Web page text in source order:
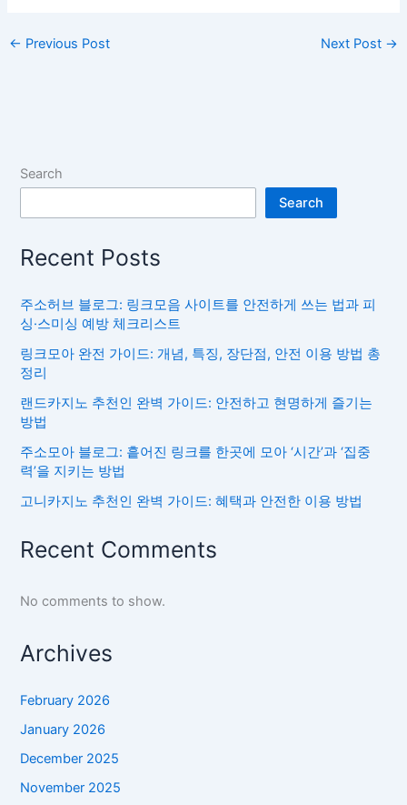
← Previous Post Next Post →
Search
Search
Recent Posts
주소허브 블로그: 링크모음 사이트를 안전하게 쓰는 법과 피
싱·스미싱 예방 체크리스트
링크모아 완전 가이드: 개념, 특징, 장단점, 안전 이용 방법 총
정리
랜드카지노 추천인 완벽 가이드: 안전하고 현명하게 즐기는
방법
주소모아 블로그: 흩어진 링크를 한곳에 모아 ‘시간’과 ‘집중
력’을 지키는 방법
고니카지노 추천인 완벽 가이드: 혜택과 안전한 이용 방법
Recent Comments
No comments to show.
Archives
February 2026
January 2026
December 2025
November 2025